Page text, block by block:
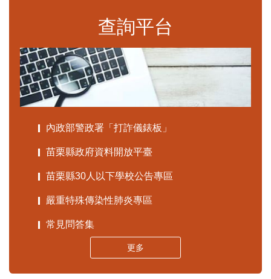
查詢平台
內政部警政署「打詐儀錶板」
苗栗縣政府資料開放平臺
苗栗縣30人以下學校公告專區
嚴重特殊傳染性肺炎專區
常見問答集
更多